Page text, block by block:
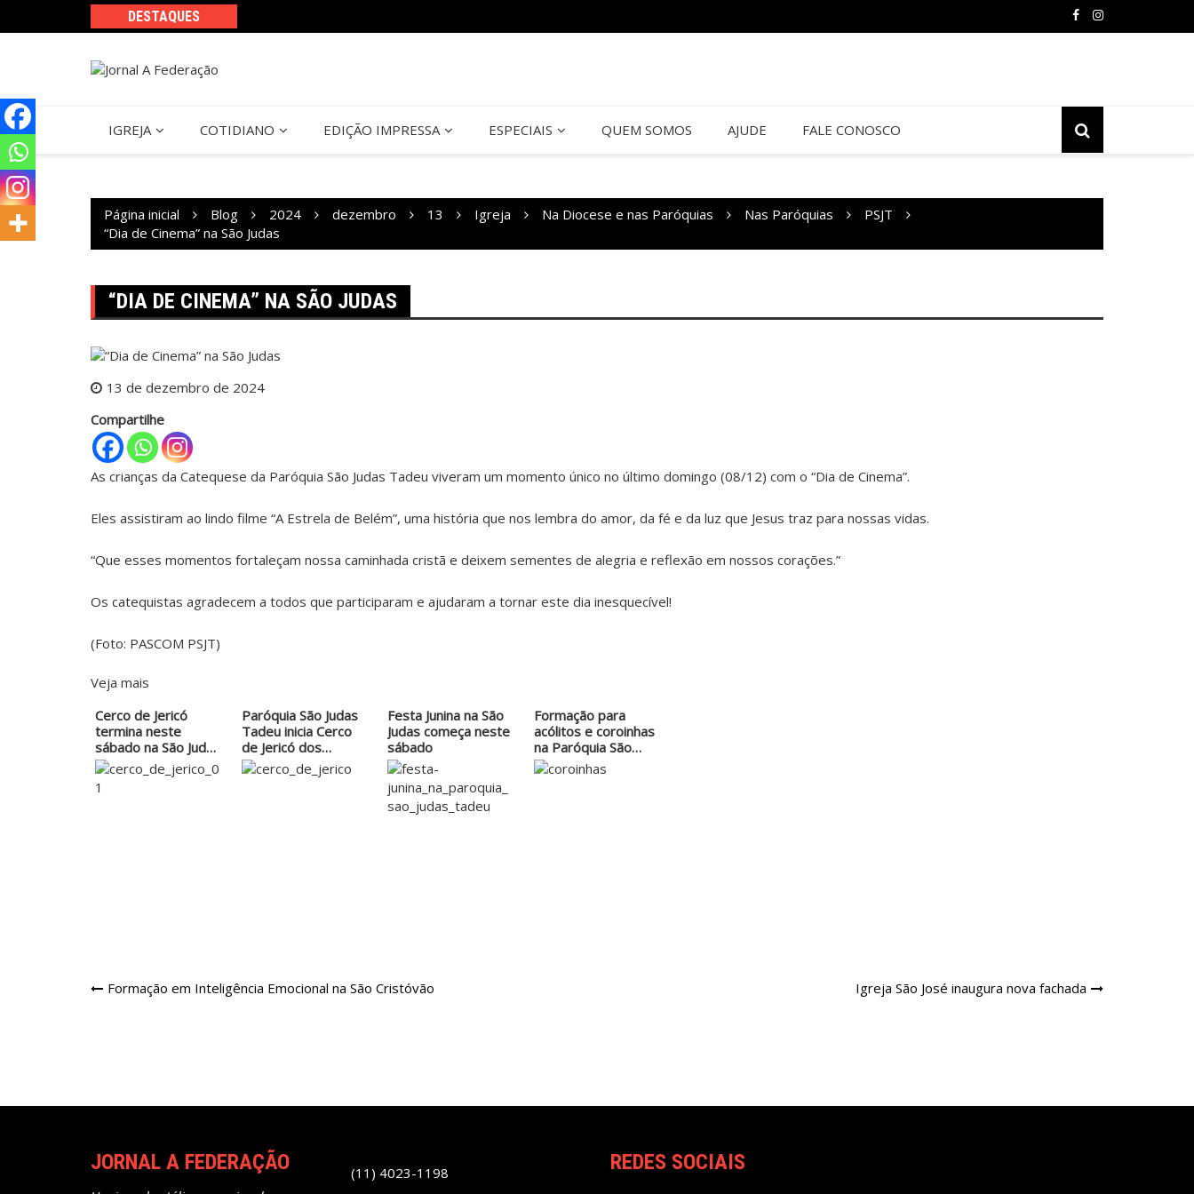
DESTAQUES
IGREJA COTIDIANO EDIÇÃO IMPRESSA ESPECIAIS QUEM SOMOS AJUDE FALE CONOSCO
Página inicial Blog 2024 dezembro 13 Igreja Na Diocese e nas Paróquias Nas Paróquias
PSJT
“Dia de Cinema” na São Judas
“DIA DE CINEMA” NA SÃO JUDAS
13 de dezembro de 2024
Compartilhe
As crianças da Catequese da Paróquia São Judas Tadeu viveram um momento único no último domingo (08/12) com o “Dia de Cinema”.
Eles assistiram ao lindo filme “A Estrela de Belém”, uma história que nos lembra do amor, da fé e da luz que Jesus traz para nossas vidas.
“Que esses momentos fortaleçam nossa caminhada cristã e deixem sementes de alegria e reflexão em nossos corações.”
Os catequistas agradecem a todos que participaram e ajudaram a tornar este dia inesquecível!
(Foto: PASCOM PSJT)
Veja mais
Cerco de Jericó
termina neste
sábado na São Judas
Tadeu
Paróquia São Judas
Tadeu inicia Cerco
de Jericó dos…
Festa Junina na São
Judas começa neste
sábado
Formação para
acólitos e coroinhas
na Paróquia São…
Navegação
Formação em Inteligência Emocional na São Cristóvão Igreja São José inaugura nova fachada
JORNAL A FEDERAÇÃO (11) 4023-1198 REDES SOCIAIS